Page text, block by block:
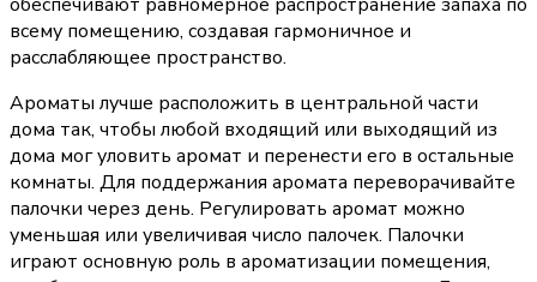
всему помещению, создавая гармоничное и
расслабляющее пространство.
Ароматы лучше расположить в центральной части
дома так, чтобы любой входящий или выходящий из
дома мог уловить аромат и перенести его в остальные
комнаты. Для поддержания аромата переворачивайте
палочки через день. Регулировать аромат можно
уменьшая или увеличивая число палочек. Палочки
играют основную роль в ароматизации помещения,